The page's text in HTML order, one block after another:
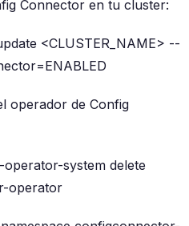
Connector en tu cluster:
<CLUSTER_NAME> --
operador de Config
system delete
operator